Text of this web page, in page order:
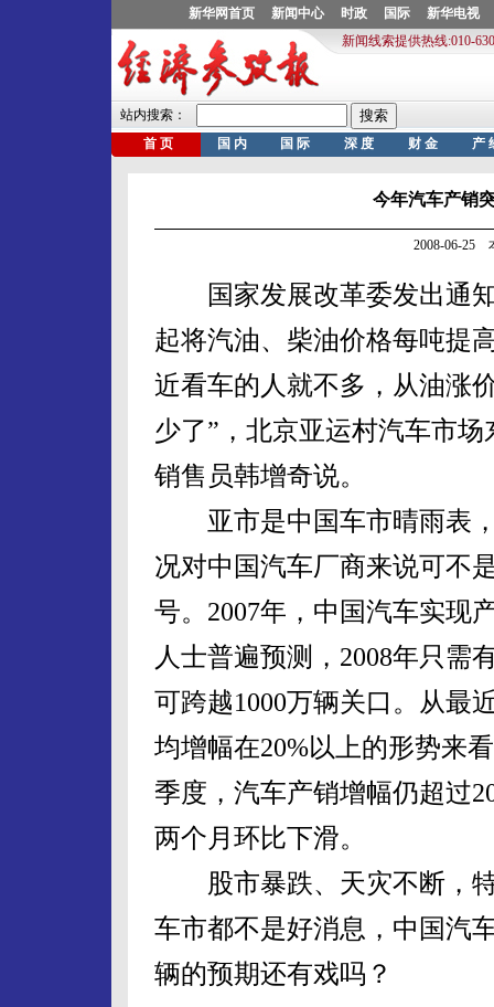
今年汽车产销
2008-06-25
国家发展改革委发出通知
起将汽油、柴油价格每吨提
近看车的人就不多，从油涨
少了”，北京亚运村汽车市
销售员韩增奇说。
亚市是中国车市晴雨表，
况对中国汽车厂商来说可不
号。2007年，中国汽车实现
人士普遍预测，2008年只需
可跨越1000万辆关口。从最
均增幅在20%以上的形势来
季度，汽车产销增幅仍超过
两个月环比下滑。
股市暴跌、天灾不断，特
车市都不是好消息，中国汽
辆的预期还有戏吗？